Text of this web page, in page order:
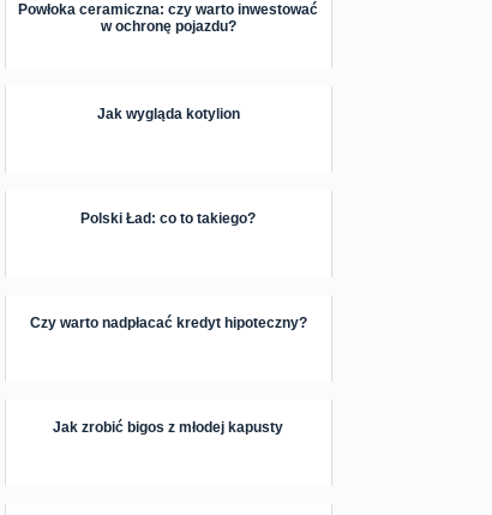
Powłoka ceramiczna: czy warto inwestować
w ochronę pojazdu?
Jak wygląda kotylion
Polski Ład: co to takiego?
Czy warto nadpłacać kredyt hipoteczny?
Jak zrobić bigos z młodej kapusty